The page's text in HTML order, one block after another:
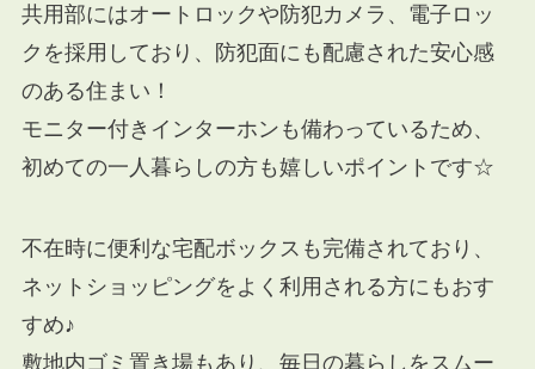
共用部にはオートロックや防犯カメラ、電子ロッ
クを採用しており、防犯面にも配慮された安心感
のある住まい！
モニター付きインターホンも備わっているため、
初めての一人暮らしの方も嬉しいポイントです☆
不在時に便利な宅配ボックスも完備されており、
ネットショッピングをよく利用される方にもおす
すめ♪
敷地内ゴミ置き場もあり、毎日の暮らしをスムー